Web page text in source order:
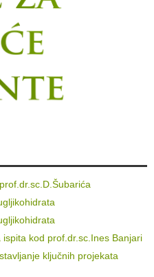
kod prof.dr.sc.Ines Banjari
ključnih projekata